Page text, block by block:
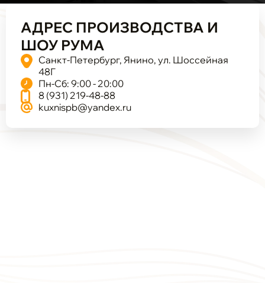
АДРЕС ПРОИЗВОДСТВА И
ШОУ РУМА
Санкт-Петербург, Янино, ул. Шоссейная
48Г
Пн-Сб: 9:00 - 20:00
8 (931) 219-48-88
kuxnispb@yandex.ru